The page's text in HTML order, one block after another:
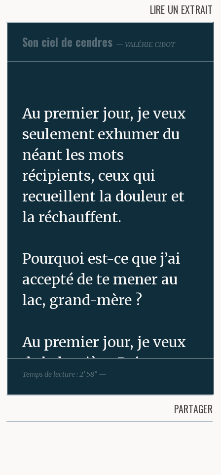
LIRE UN EXTRAIT
Son ciel de cendres VALÉRIE CIBOT
Au premier jour, je veux
seulement exhumer du
néant les mots
récipients, ceux qui
recueillent la douleur et
la réchauffent.
Pourquoi est-ce que j’ai
accepté de te mener au
lac, grand-mère ?
Au premier jour, je veux
de la lumière. Rajouter
de l’éclat là où il n’y en a
Temps de lecture : 2’ 58” —
PARTAGER